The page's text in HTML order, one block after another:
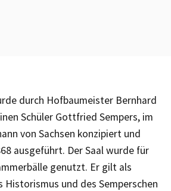
durch Hofbaumeister Bernhard
Schüler Gottfried Sempers, im
von Sachsen konzipiert und
ausgeführt. Der Saal wurde für
genutzt. Er gilt als
und des Semperschen